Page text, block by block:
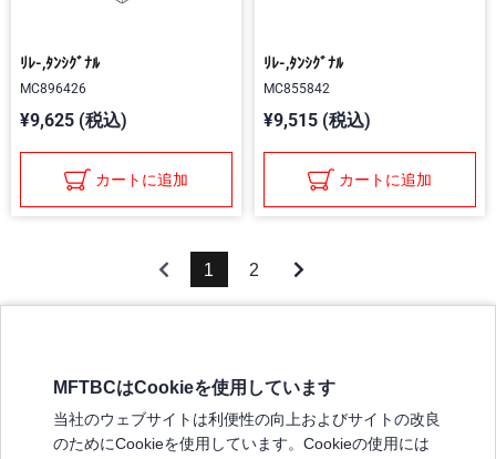
ﾘﾚ-,ﾀﾝｼｸﾞﾅﾙ
MC896426
¥9,625 (税込)
カートに追加
ﾘﾚ-,ﾀﾝｼｸﾞﾅﾙ
MC855842
¥9,515 (税込)
カートに追加
1 2
弊社の製品について
MFTBCはCookieを使用しています
当社のウェブサイトは利便性の向上およびサイトの改良
のためにCookieを使用しています。Cookieの使用には